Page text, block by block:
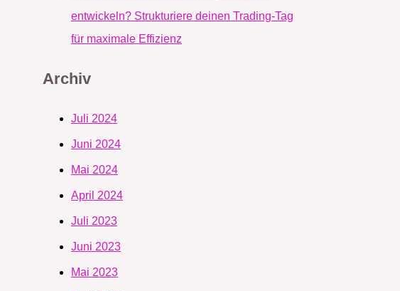
entwickeln? Strukturiere deinen Trading-Tag
für maximale Effizienz
Archiv
Juli 2024
Juni 2024
Mai 2024
April 2024
Juli 2023
Juni 2023
Mai 2023